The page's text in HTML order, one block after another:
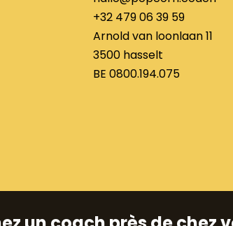
+32 479 06 39 59
Arnold van loonlaan 11
3500 hasselt
BE 0800.194.075